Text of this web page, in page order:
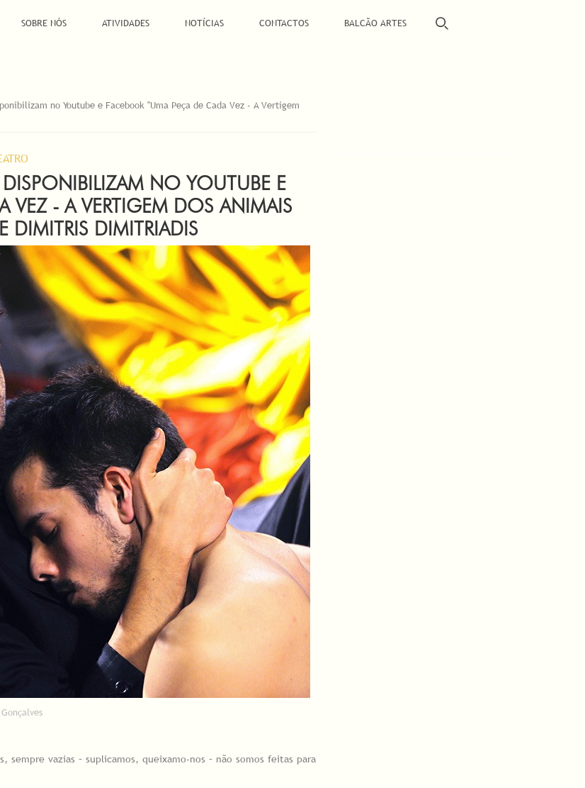
SOBRE NÓS ATIVIDADES NOTÍCIAS CONTACTOS BALCÃO ARTES
no Youtube e Facebook "Uma Peça de Cada Vez - A Vertigem
NO YOUTUBE E
VEZ - A VERTIGEM DOS ANIMAIS
DIMITRIS DIMITRIADIS
vazias – suplicamos, queixamo-nos – não somos feitas para